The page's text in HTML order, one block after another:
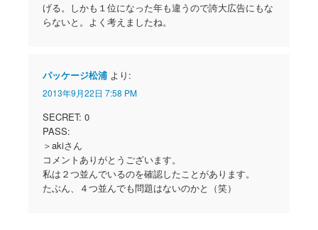
げる。しかも１位になった年も違うので誇大広告にもな
らないと。よく考えましたね。
パッケージ松浦 より:
2013年9月22日 7:58 PM
SECRET: 0
PASS:
＞akiさん
コメントありがとうございます。
私は２つ並んでいるのを確認したことがあります。
たぶん、４つ並んでも問題はないのかと（笑）